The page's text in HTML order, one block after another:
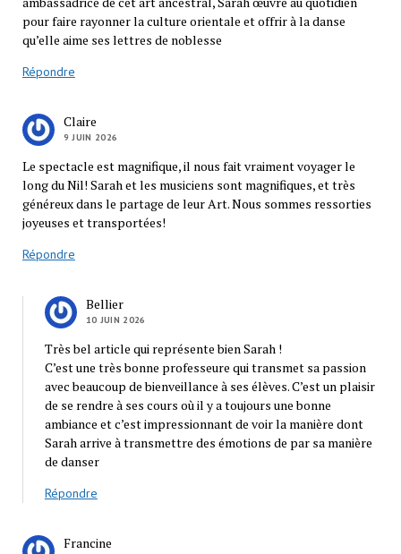
pour faire rayonner la culture orientale et offrir à la danse
qu’elle aime ses lettres de noblesse
Répondre
Claire
9 JUIN 2026
Le spectacle est magnifique, il nous fait vraiment voyager le
long du Nil! Sarah et les musiciens sont magnifiques, et très
généreux dans le partage de leur Art. Nous sommes ressorties
joyeuses et transportées!
Répondre
Bellier
10 JUIN 2026
Très bel article qui représente bien Sarah !
C’est une très bonne professeure qui transmet sa passion
avec beaucoup de bienveillance à ses élèves. C’est un plaisir
de se rendre à ses cours où il y a toujours une bonne
ambiance et c’est impressionnant de voir la manière dont
Sarah arrive à transmettre des émotions de par sa manière
de danser
Répondre
Francine